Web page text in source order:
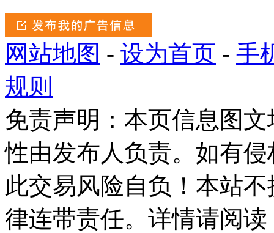
网站地图 - 设为首页 - 手
规则
免责声明：本页信息图
性由发布人负责。如有
此交易风险自负！本站
律连带责任。详情请阅读